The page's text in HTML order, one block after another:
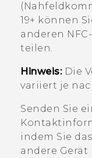
UNTERSTÜTZUNG
HTC-Geräte
Anmelden
19+‍ können
anderen
teilen.
Hinweis:Die
variiert je
Senden Sie
indem Sie das
andere